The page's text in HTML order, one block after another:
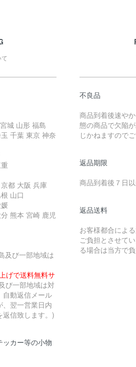
城 山形 福島
千葉 東京 神奈
都 大阪 兵庫
山口
熊本 宮崎 鹿児
及び一部地域は
げで送料無料サ
び一部地域は対
自動返信メール
、翌一営業日内
返信致します。)
ッカー等の小物
不良品
商品到着後速や
態の商品で欠陥
じかねますので
返品期限
商品到着後７日
返品送料
お客様都合によ
ご負担とさせて
る場合は当方で負